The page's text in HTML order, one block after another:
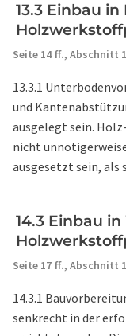
13.3 Einbau
Seite 14 ff., Abschnitt
13.3.1
und
ausgelegt sein.
nicht
ausgesetzt sein, als
14.3 Einbau
Seite 17 ff., Abschnitt
14.3.1
senkrecht in der